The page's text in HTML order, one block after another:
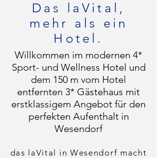
Das laVital,
mehr als ein
Hotel.
Willkommen im modernen 4*
Sport- und Wellness Hotel und
dem 150 m vom Hotel
entfernten 3* Gästehaus mit
erstklassigem Angebot für den
perfekten Aufenthalt in
Wesendorf
das laVital in Wesendorf macht